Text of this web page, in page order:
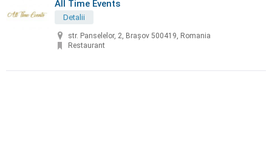
All Time Events
Detalii
str. Panselelor, 2, Brașov 500419, Romania
Restaurant